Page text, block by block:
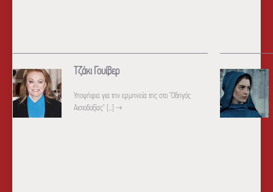
Τζάκι Γουίβερ
Υποψήφια για την ερμηνεία της στο "Οδηγός
Αισιοδοξίας" [...] →